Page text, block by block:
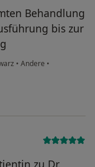
Behandlung
bis zur
• Andere •
zu Dr.